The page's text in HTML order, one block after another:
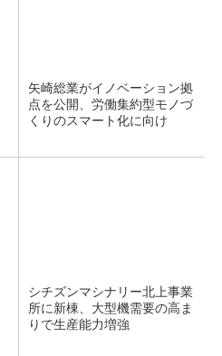
矢崎総業がイノベーション拠
点を公開、労働集約型モノづ
くりのスマート化に向け
シチズンマシナリー北上事業
所に新棟、大型機需要の高ま
りで生産能力増強